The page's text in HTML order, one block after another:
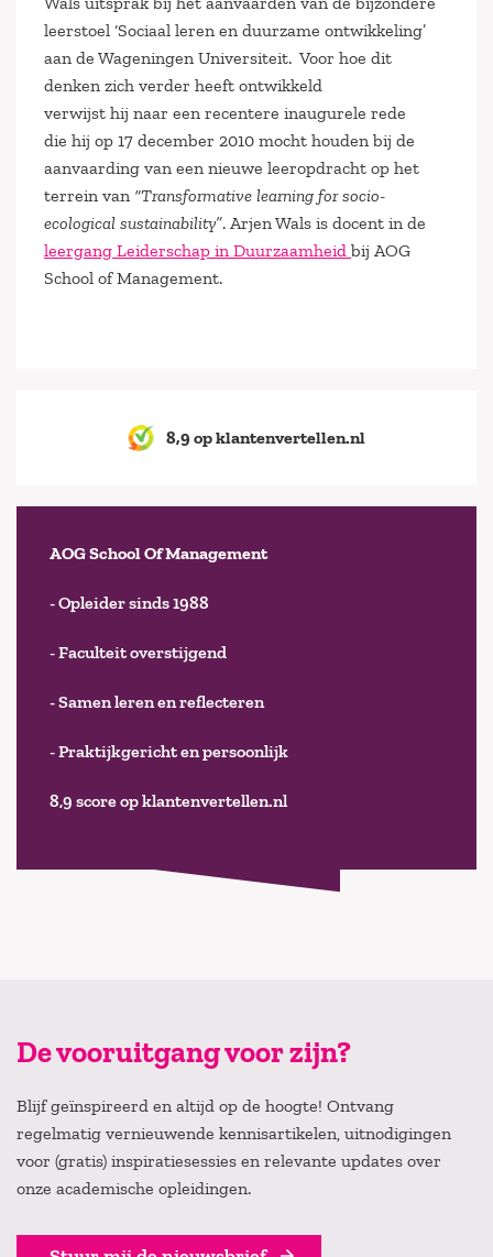
leerstoel ‘Sociaal leren en duurzame ontwikkeling’
aan de Wageningen Universiteit. Voor hoe dit
denken zich verder heeft ontwikkeld
verwijst hij naar een recentere inaugurele rede
die hij op 17 december 2010 mocht houden bij de
aanvaarding van een nieuwe leeropdracht op het
terrein van “Transformative learning for socio-
ecological sustainability”. Arjen Wals is docent in de
leergang Leiderschap in Duurzaamheid bij AOG
School of Management.
8,9 op klantenvertellen.nl
AOG School Of Management
- Opleider sinds 1988
- Faculteit overstijgend
- Samen leren en reflecteren
- Praktijkgericht en persoonlijk
8,9 score op klantenvertellen.nl
De vooruitgang voor zijn?
Blijf geïnspireerd en altijd op de hoogte! Ontvang
regelmatig vernieuwende kennisartikelen, uitnodigingen
voor (gratis) inspiratiesessies en relevante updates over
onze academische opleidingen.